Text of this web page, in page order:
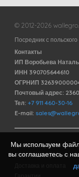
© 2012-2026
Посредник с
Контакты
ИП Воробьева
ИНН 390705644610
ОГРНИП
Почтовый адрес:
Тел: +7 911 460-30-16
E-mail:
Договор оферты
Политика обработки
Мы используем
вы соглашаетесь с